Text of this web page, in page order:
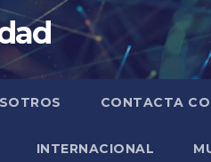
CONTACTA
INTERNACIONAL